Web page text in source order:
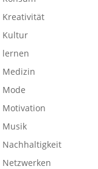
Kreativität
Kultur
lernen
Medizin
Mode
Motivation
Musik
Nachhaltigkeit
Netzwerken